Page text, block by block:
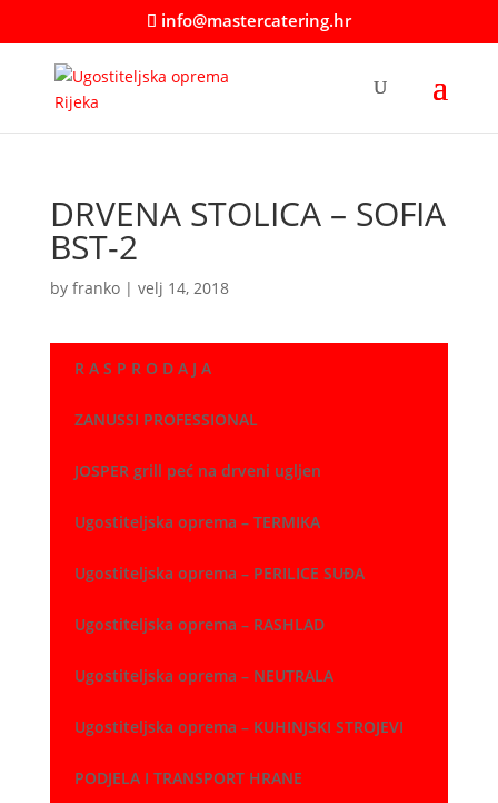
info@mastercatering.hr
DRVENA STOLICA – SOFIA
BST-2
by franko| velj 14, 2018
R A S P R O D A J A
ZANUSSI PROFESSIONAL
JOSPER grill peć na drveni ugljen
Ugostiteljska oprema – TERMIKA
Ugostiteljska oprema – PERILICE SUĐA
Ugostiteljska oprema – RASHLAD
Ugostiteljska oprema – NEUTRALA
Ugostiteljska oprema – KUHINJSKI STROJEVI
PODJELA I TRANSPORT HRANE